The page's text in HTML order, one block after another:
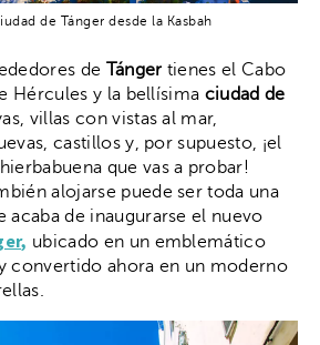
de Tánger desde la Kasbah
de Tánger tienes el Cabo
Hércules y la bellísima ciudad de
villas con vistas al mar,
castillos y, por supuesto, ¡el
que vas a probar!
alojarse puede ser toda una
acaba de inaugurarse el nuevo
ubicado en un emblemático
convertido ahora en un moderno